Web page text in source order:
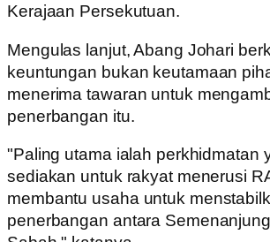
Kerajaan Persekutuan.
Mengulas lanjut, Abang Johari
keuntungan bukan keutamaan
menerima tawaran untuk
penerbangan itu.
"Paling utama ialah perkhidmatan
sediakan untuk rakyat menerusi
membantu usaha untuk
penerbangan antara